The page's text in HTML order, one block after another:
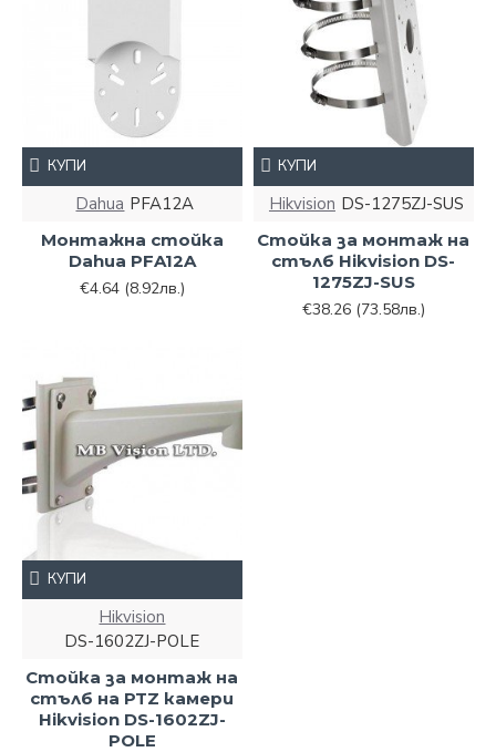
Dahua PFA12A
Монтажна стойка
Dahua PFA12A
€4.64 (8.92лв.)
КУПИ
Hikvision DS-1275ZJ-SUS
Стойка за монтаж на
стълб Hikvision DS-
1275ZJ-SUS
€38.26 (73.58лв.)
КУПИ
Hikvision
DS-1602ZJ-POLE
Стойка за монтаж на
стълб на PTZ камери
Hikvision DS-1602ZJ-
POLE
КУПИ